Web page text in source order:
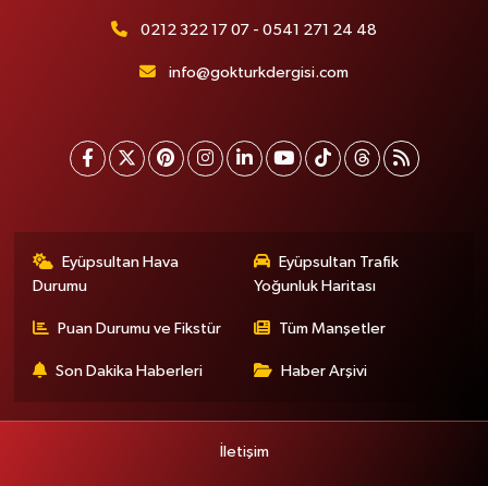
0212 322 17 07 - 0541 271 24 48
info@gokturkdergisi.com
Eyüpsultan Hava
Durumu
Eyüpsultan Trafik
Yoğunluk Haritası
Puan Durumu ve Fikstür Tüm Manşetler
Son Dakika Haberleri Haber Arşivi
İletişim